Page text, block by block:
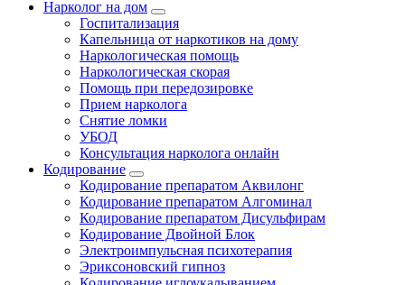
Нарколог на дом
Госпитализация
Капельница от наркотиков на дому
Наркологическая помощь
Наркологическая скорая
Помощь при передозировке
Прием нарколога
Снятие ломки
УБОД
Консультация нарколога онлайн
Кодирование
Кодирование препаратом Аквилонг
Кодирование препаратом Алгоминал
Кодирование препаратом Дисульфирам
Кодирование Двойной Блок
Электроимпульсная психотерапия
Эриксоновский гипноз